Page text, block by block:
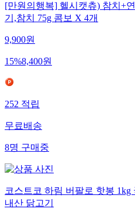
[만원의행복] 헬시캣츄) 참치+
기,참치 75g 콤보 X 4개
9,900원
15%8,400원
252 적립
무료배송
8명 구매중
코스트코 하림 버팔로 핫봉
내산 닭고기